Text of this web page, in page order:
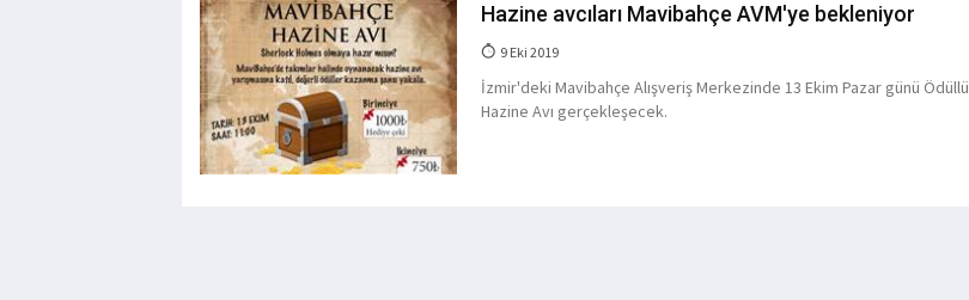
Hazine avcıları Mavibahçe AVM'ye bekleniyor
9 Eki 2019
İzmir'deki Mavibahçe Alışveriş Merkezinde 13 Ekim Pazar günü Ödüllü
Hazine Avı gerçekleşecek.